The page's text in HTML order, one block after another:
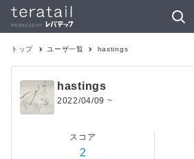
トップ ユーザ一覧 hastings
hastings
2022/04/09 ~
スコア
2